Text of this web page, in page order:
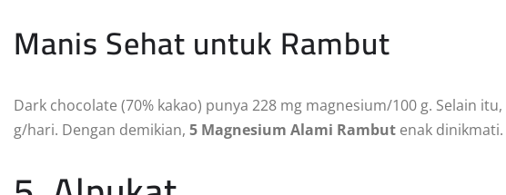
Manis Sehat untuk Rambut
Dark chocolate (70% kakao) punya 228 mg magnesium/100 g. Selain
g/hari. Dengan demikian, 5 Magnesium Alami Rambut enak dinikmati.